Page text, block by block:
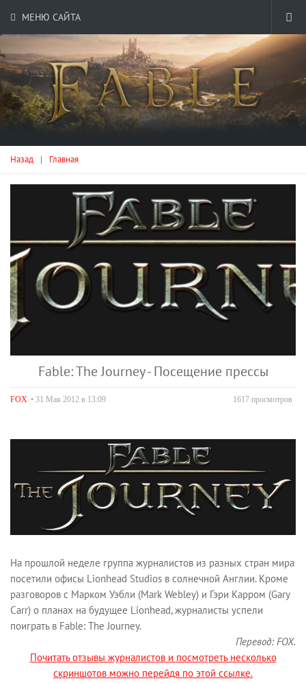
МЕНЮ САЙТА
Назад | Главная
Fable: The Journey - Посещение прессы
FOX • 31 Мая 2012 в 13:09 1617 просмотров
На прошлой неделе группа журналистов из разных стран мира
посетили офисы Lionhead Studios в солнечной Англии. Кроме
разговоров с Марком Уэбли (Mark Webley) и Гэри Карром (Gary
Carr) о планах на будущее Lionhead, журналисты успели
поиграть в Fable: The Journey.
Перевод: FOX.
Почитать отзывы журналистов и посмотреть несколько
скриншотов можно перейдя по этой ссылке.